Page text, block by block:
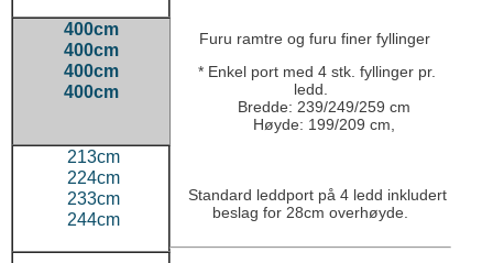
400cm
400cm
400cm
400cm
213cm
224cm
233cm
244cm
Furu ramtre og furu finer fyllinger
* Enkel port med 4 stk. fyllinger pr.
ledd.
Bredde: 239/249/259 cm
Høyde: 199/209 cm,
Standard leddport på 4 ledd inkludert
beslag for 28cm overhøyde.